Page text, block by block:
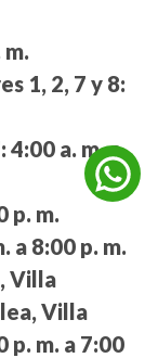
m.
1, 2, 7 y 8:
4:00 a. m. a
p. m.
a 8:00 p. m.
Villa
Villa
p. m. a 7:00